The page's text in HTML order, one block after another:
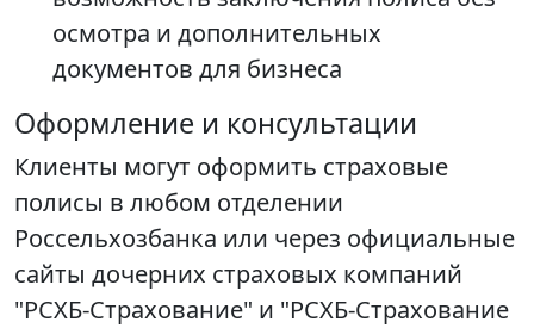
осмотра и дополнительных
документов для бизнеса
Оформление и консультации
Клиенты могут оформить страховые
полисы в любом отделении
Россельхозбанка или через официальные
сайты дочерних страховых компаний
"РСХБ-Страхование" и "РСХБ-Страхование